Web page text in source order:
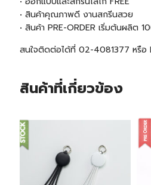
• สินค้าคุณภาพดี งานสกรีนสวย
• สินค้า PRE-ORDER เริ่มต้นผลิต
สนใจติดต่อได้ที่ 02-4081377 หรือ
สินค้าที่เกี่ยวข้อง